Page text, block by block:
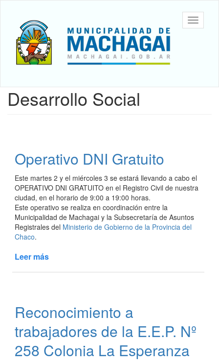
contenido
principal
Machagai
barra
Contenido
Desarrollo Social
Operativo DNI Gratuito
Este martes 2 y el miércoles 3 se estará llevando a cabo el
OPERATIVO DNI GRATUITO en el Registro Civil de nuestra
ciudad, en el horario de 9:00 a 19:00 horas.
Este operativo se realiza en coordinación entre la
Municipalidad de Machagai y la Subsecretaría de Asuntos
Registrales del Ministerio de Gobierno de la Provincia del
Chaco.
Leer más
Reconocimiento a
trabajadores de la E.E.P. Nº
258 Colonia La Esperanza